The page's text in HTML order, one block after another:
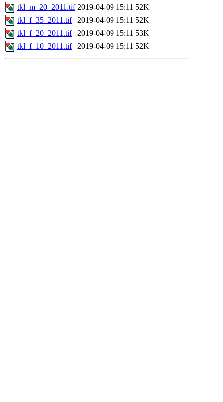
tkl_m_20_2011.tif 2019-04-09 15:11 52K
tkl_f_35_2011.tif
2019-04-09 15:11 52K
tkl_f_20_2011.tif
2019-04-09 15:11 53K
tkl_f_10_2011.tif
2019-04-09 15:11 52K